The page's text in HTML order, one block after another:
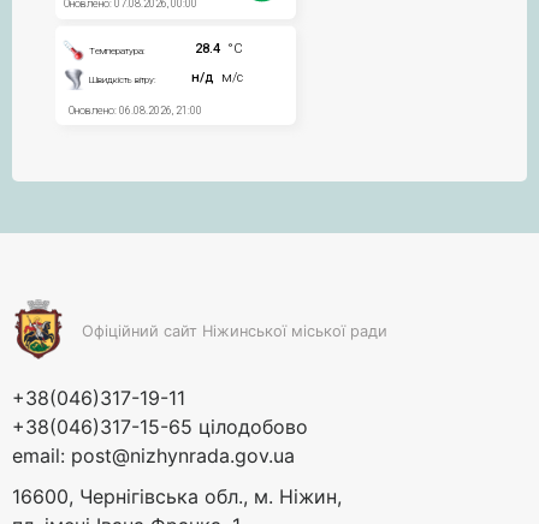
Офіційний сайт Ніжинської міської ради
+38(046)317-19-11
+38(046)317-15-65 цілодобово
email: post@nizhynrada.gov.ua
16600, Чернігівська обл., м. Ніжин,